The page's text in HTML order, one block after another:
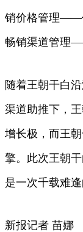
销价格管理——
畅销渠道管理
随着王朝干白
渠道助推下，
增长极，而王
擎。此次王朝
是一次千载难逢
新报记者 苗娜